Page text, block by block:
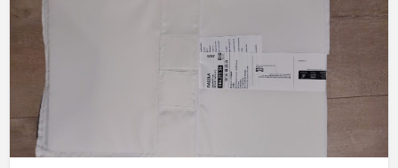
Armoire
tissus
penderie